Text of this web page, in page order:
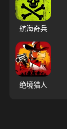
航海奇兵
绝境猎人